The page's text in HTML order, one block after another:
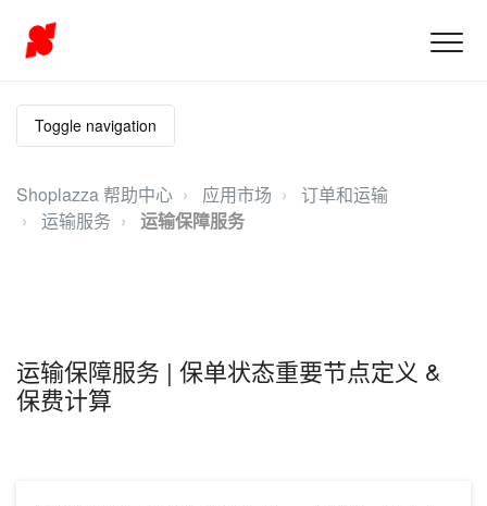
Toggle navigation
Shoplazza 帮助中心 应用市场
订单和运输
运输服务
运输保障服务
运输保障服务 | 保单状态重要节点定义 &
保费计算